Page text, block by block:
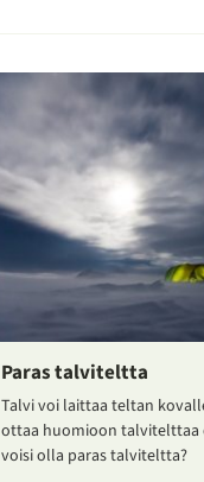
Paras talviteltta
Talvi voi laittaa teltan
ottaa huomioon talvitelttaa
voisi olla paras talviteltta?